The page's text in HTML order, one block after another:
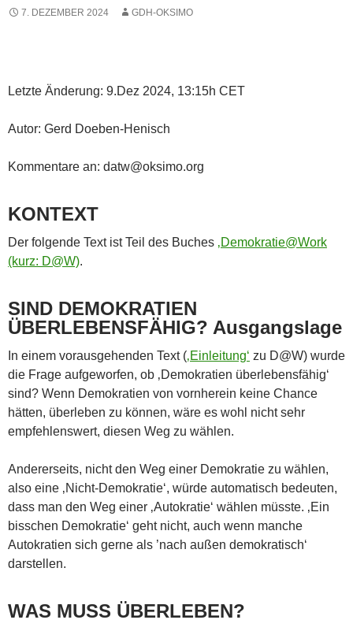
7. DEZEMBER 2024 GDH-OKSIMO
Letzte Änderung: 9.Dez 2024, 13:15h CET
Autor: Gerd Doeben-Henisch
Kommentare an: datw@oksimo.org
KONTEXT
Der folgende Text ist Teil des Buches ‚Demokratie@Work
(kurz: D@W).
SIND DEMOKRATIEN
ÜBERLEBENSFÄHIG? Ausgangslage
In einem vorausgehenden Text (‚Einleitung‘ zu D@W) wurde
die Frage aufgeworfen, ob ‚Demokratien überlebensfähig‘
sind? Wenn Demokratien von vornherein keine Chance
hätten, überleben zu können, wäre es wohl nicht sehr
empfehlenswert, diesen Weg zu wählen.
Andererseits, nicht den Weg einer Demokratie zu wählen,
also eine ‚Nicht-Demokratie‘, würde automatisch bedeuten,
dass man den Weg einer ‚Autokratie‘ wählen müsste. ‚Ein
bisschen Demokratie‘ geht nicht, auch wenn manche
Autokratien sich gerne als ’nach außen demokratisch‘
darstellen.
WAS MUSS ÜBERLEBEN?